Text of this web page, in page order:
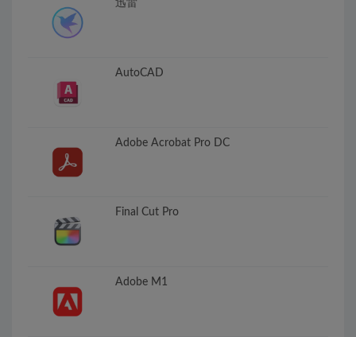
迅雷
AutoCAD
Adobe Acrobat Pro DC
Final Cut Pro
Adobe M1